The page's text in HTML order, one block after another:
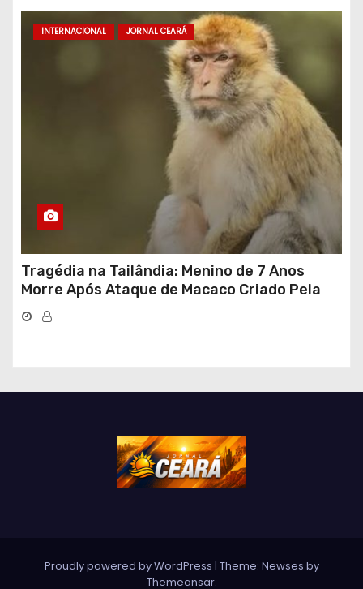
INTERNACIONAL JORNAL CEARÁ
Tragédia na Tailândia: Menino de 7 Anos
Morre Após Ataque de Macaco Criado Pela
Própria Família
Proudly powered by WordPress | Theme: Newses by
Themeansar.